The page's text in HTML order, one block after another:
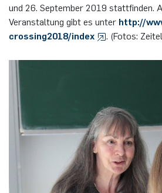
und 26. Sep­tem­ber 2019 statt­fin­den.
Ver­an­stal­tung gibt es unter http://​
crossing2018/​index
. (Fotos: